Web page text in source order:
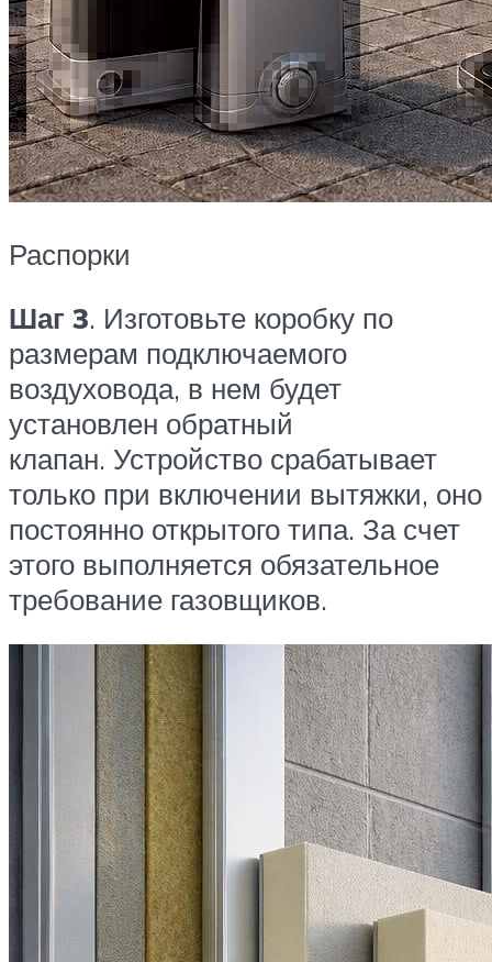
Распорки
Шаг 3. Изготовьте коробку по
размерам подключаемого
воздуховода, в нем будет
установлен обратный
клапан. Устройство срабатывает
только при включении вытяжки, оно
постоянно открытого типа. За счет
этого выполняется обязательное
требование газовщиков.